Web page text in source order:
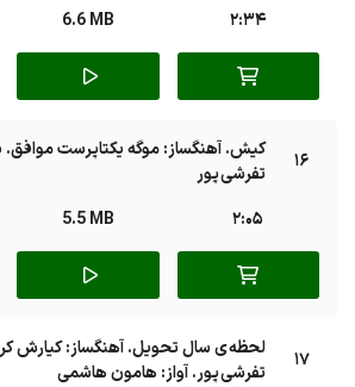
2:34
6.6 MB
16
کیش. آهنگساز: موگه یکتاپرست موافق.
تفرشی پور
2:05
5.5 MB
17
لحظه ی سال تحویل. آهنگساز: کیارش
تفرشی پور. آواز: هامون هاشمی